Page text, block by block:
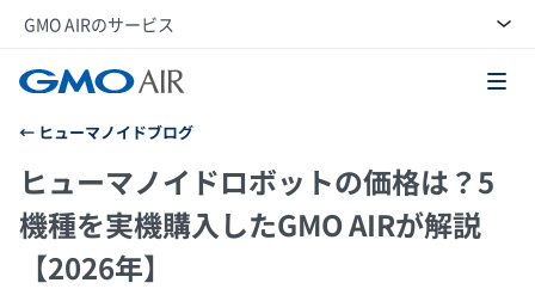
GMO AIRのサービス
GMO AI＆ロボティクス商事株式会社
ヒューマノイドブログ
ヒューマノイドロボットの価格は？5
機種を実機購入したGMO AIRが解説
【2026年】